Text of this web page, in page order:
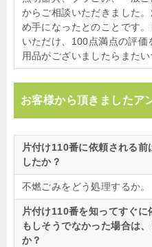
からご相談いただきました
め手になったとのことです
いただけ、100点満点の評
用品がございましたらまた
お客様から頂きましたア
片付け110番に依頼される前
したか？
不燃ごみをどう処理するか。
片付け110番を知ってすぐに
もしそうでなかった場合は
か？